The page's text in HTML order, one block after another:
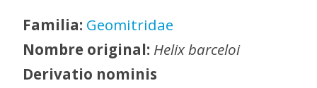
Familia: Geomitridae
Nombre original: Helix barceloi
Derivatio nominis